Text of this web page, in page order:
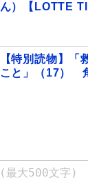
ん）【LOTTE
【特別読物】「
こと」（17）